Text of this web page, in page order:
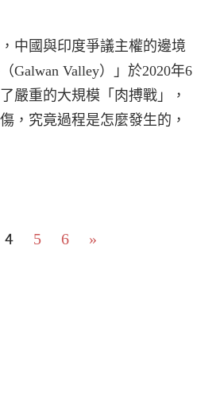
中國與印度爭議主權的邊境
Galwan Valley）」於2020年6
嚴重的大規模「肉搏戰」，
，究竟過程是怎麼發生的，
4 5 6
Next
»